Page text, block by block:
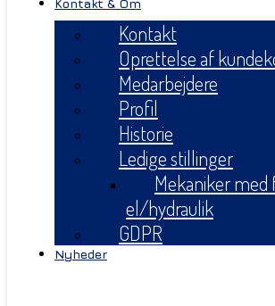
Kontakt & Om
Kontakt
Oprettelse af
Medarbejdere
Profil
Historie
Ledige stillinger
Mekaniker med
el/hydraulik
GDPR
Nyheder